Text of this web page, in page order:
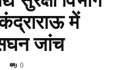
में
जांच
0